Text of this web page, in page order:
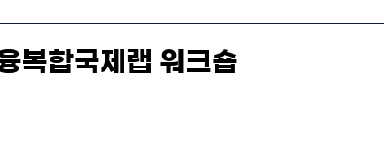
복합국제랩 워크숍